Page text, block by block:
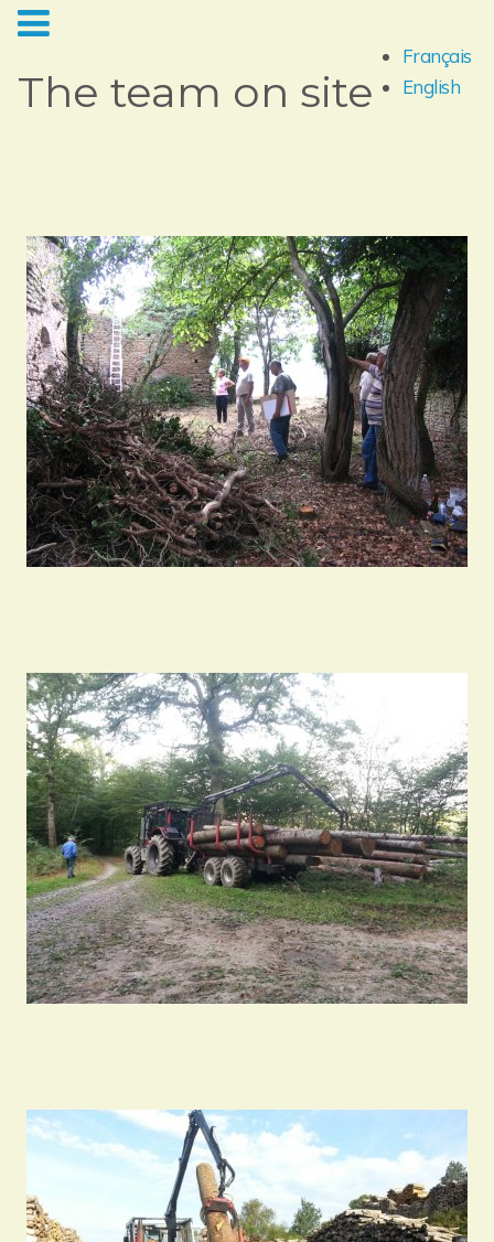
Français
English
The team on site